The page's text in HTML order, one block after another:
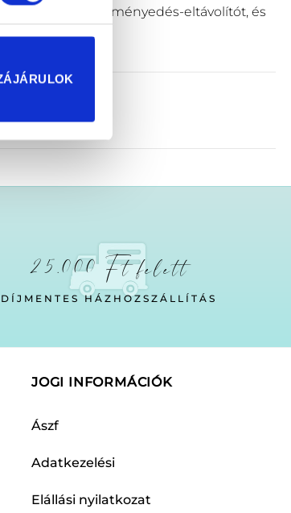
használj bőrkeményedés-eltávolítót, és
25.000 Ft felett
DÍJMENTES HÁZHOZSZÁLLÍTÁS
JOGI INFORMÁCIÓK
Ászf
Adatkezelési
Elállási nyilatkozat